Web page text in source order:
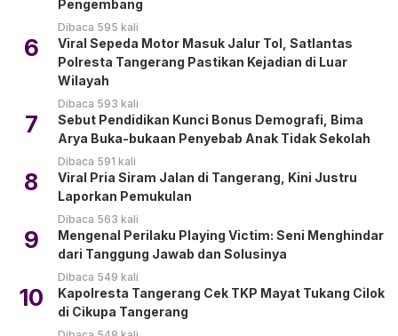
Pengembang
Dibaca 595 kali
6
Viral Sepeda Motor Masuk Jalur Tol, Satlantas
Polresta Tangerang Pastikan Kejadian di Luar
Wilayah
Dibaca 593 kali
7
Sebut Pendidikan Kunci Bonus Demografi, Bima
Arya Buka-bukaan Penyebab Anak Tidak Sekolah
Dibaca 591 kali
8
Viral Pria Siram Jalan di Tangerang, Kini Justru
Laporkan Pemukulan
Dibaca 563 kali
9
Mengenal Perilaku Playing Victim: Seni Menghindar
dari Tanggung Jawab dan Solusinya
Dibaca 549 kali
10
Kapolresta Tangerang Cek TKP Mayat Tukang Cilok
di Cikupa Tangerang